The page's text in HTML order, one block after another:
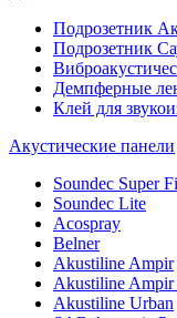
Подрозетник
Подрозетник
Демпферные
Клей для
Акустические панели
Soundec Super
Soundec Lite
Acospray
Belner
Akustiline Ampir
Akustiline
Akustiline Urban